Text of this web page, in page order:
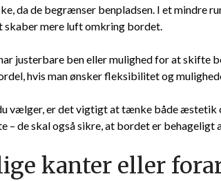
da de begrænser benpladsen. I et mindre
skaber mere luft omkring bordet.
justerbare ben eller mulighed for at skifte
hvis man ønsker fleksibilitet og
vælger, er det vigtigt at tænke både æstetik
– de skal også sikre, at bordet er behageligt
kanter eller